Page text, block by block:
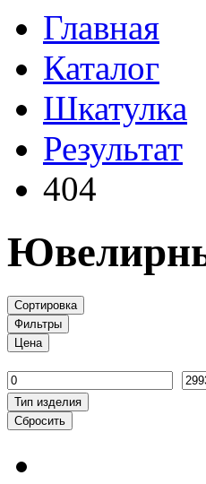
Главная
Каталог
Шкатулка
Результат
404
Сортировка
Фильтры
Цена
Тип изделия
Сбросить